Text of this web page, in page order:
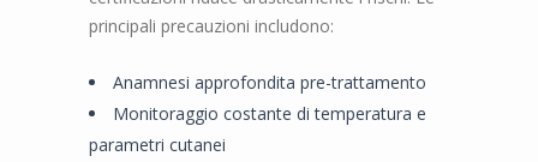
principali precauzioni includono:
Anamnesi approfondita pre-trattamento
Monitoraggio costante di temperatura e
parametri cutanei